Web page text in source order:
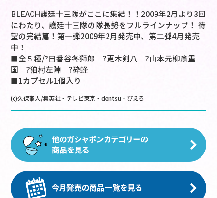
BLEACH護廷十三隊がここに集結！！2009年2月より3回
にわたり、護廷十三隊の隊長勢をフルラインナップ！ 待
望の完結篇！第一弾2009年2月発売中、第二弾4月発売
中！
■全５種/?日番谷冬獅郎 ?更木剣八 ?山本元柳斎重
国 ?狛村左陣 ?砕蜂
■1カプセル1個入り
(c)久保帯人/集英社・テレビ東京・dentsu・ぴえろ